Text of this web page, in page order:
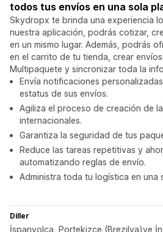
todos tus envíos en una sola
Skydropx te brinda una experiencia
nuestra aplicación, podrás cotizar,
en un mismo lugar. Además, podrás
en el carrito de tu tienda, crear
Multipaquete y sincronizar toda la
Envía notificaciones
estatus de sus envíos.
Agiliza el proceso de creación de
internacionales.
Garantiza la seguridad de tus
Reduce las tareas repetitivas y
automatizando reglas de envío.
Administra toda tu logística en una
Diller
İspanyolca, Portekizce (Brezilya)ve